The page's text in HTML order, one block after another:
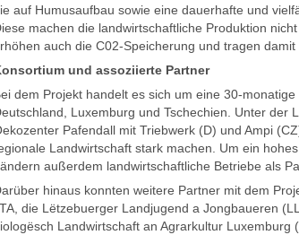
auf Humusaufbau sowie eine dauerhafte und
machen die landwirtschaftliche Produktion
auch die C02-Speicherung und tragen
und assoziierte Partner
dem Projekt handelt es sich um eine 30-
Luxemburg und Tschechien. Unter der
Pafendall mit Triebwerk (D) und Ampi
Landwirtschaft stark machen. Um ein
außerdem landwirtschaftliche Betriebe als
hinaus konnten weitere Partner mit dem
die Lëtzebuerger Landjugend a Jongbaueren
Landwirtschaft an Agrarkultur Luxemburg